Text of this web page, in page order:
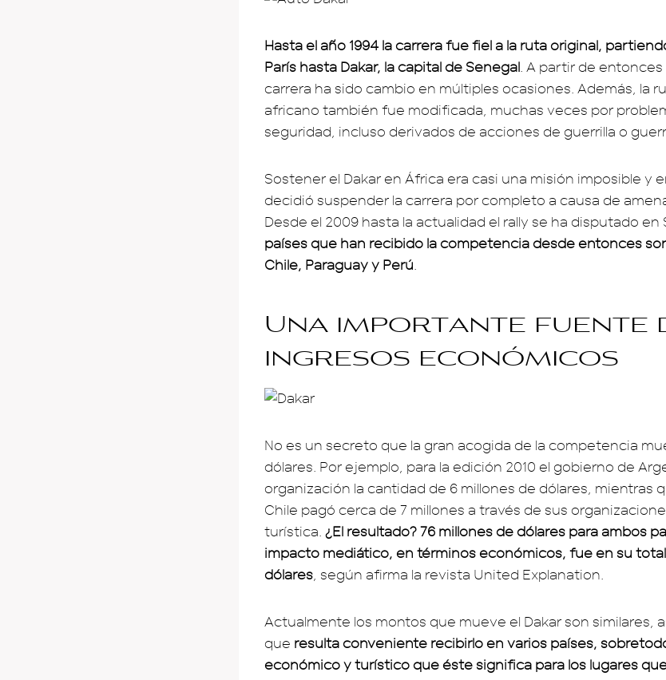
Hasta el año 1994 la carrera fue fiel a la ruta original,
París hasta Dakar, la capital de Senegal . A partir de
carrera ha sido cambio en múltiples ocasiones. Además, la
africano también fue modificada, muchas veces por
seguridad, incluso derivados de acciones de guerrilla o
Sostener el Dakar en África era casi una misión imposible y
decidió suspender la carrera por completo a causa de
Desde el 2009 hasta la actualidad el rally se ha disputado en
países que han recibido la competencia desde entonces
Chile, Paraguay y Perú
Una importante fuente
ingresos económicos
No es un secreto que la gran acogida de la competencia
dólares. Por ejemplo, para la edición 2010 el gobierno de
organización la cantidad de 6 millones de dólares, mientras
Chile pagó cerca de 7 millones a través de sus
turística. ¿El resultado? 76 millones de dólares para ambos
impacto mediático, en términos económicos, fue en su
dólares , según afirma la revista United Explanation.
Actualmente los montos que mueve el Dakar son similares,
que resulta conveniente recibirlo en varios países,
económico y turístico que éste significa para los lugares